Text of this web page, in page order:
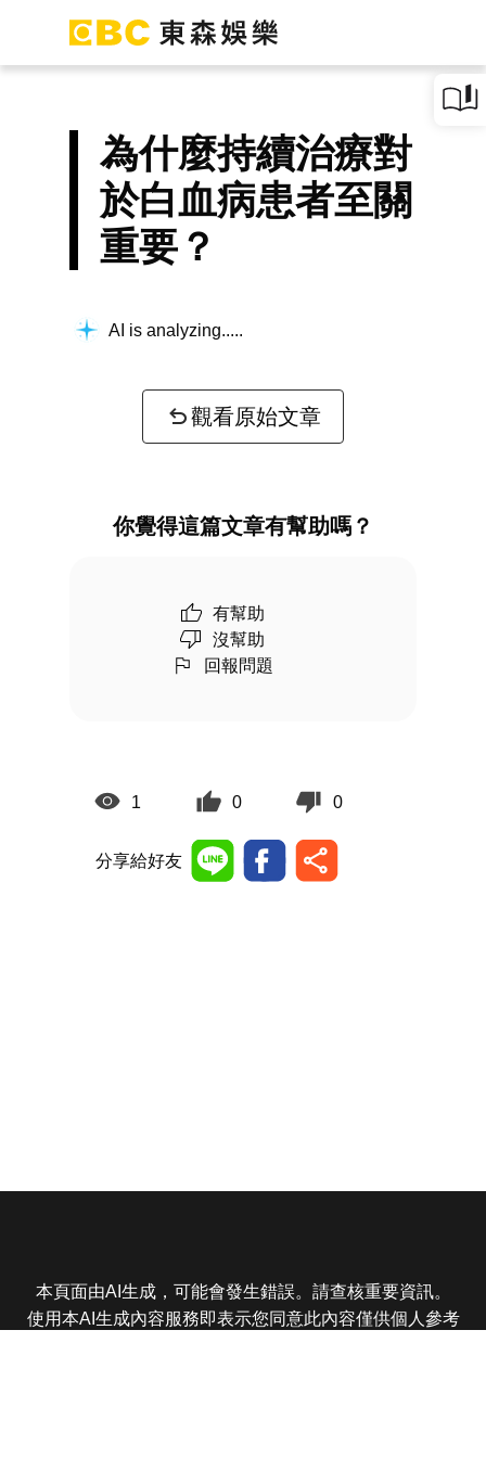
為什麼持續治療對
於白血病患者至關
重要？
AI is analyzing...
觀看原始文章
你覺得這篇文章有幫助嗎？
有幫助
沒幫助
回報問題
1 0 0
分享給好友
本頁面由AI生成，可能會發生錯誤。請查核重要資訊。
使用本AI生成內容服務即表示您同意此內容僅供個人參考